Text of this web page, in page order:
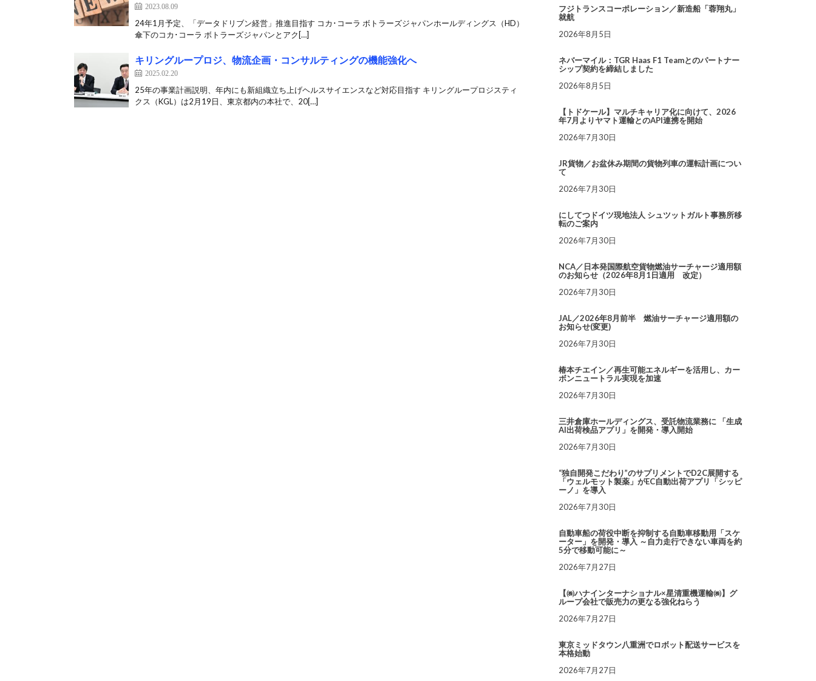
2023.08.09
24年1月予定、「データドリブン経営」推進目指す コカ･コーラ ボトラーズジャパンホールディングス（HD）
傘下のコカ･コーラ ボトラーズジャパンとアク[…]
キリングループロジ、物流企画・コンサルティングの機能強化へ
2025.02.20
25年の事業計画説明、年内にも新組織立ち上げヘルスサイエンスなど対応目指す キリングループロジスティ
クス（KGL）は2月19日、東京都内の本社で、20[…]
フジトランスコーポレーション／新造船「蓉翔丸」
就航
2026年8月5日
ネバーマイル：TGR Haas F1 Teamとのパートナー
シップ契約を締結しました
2026年8月5日
【トドケール】マルチキャリア化に向けて、2026
年7月よりヤマト運輸とのAPI連携を開始
2026年7月30日
JR貨物／お盆休み期間の貨物列車の運転計画につい
て
2026年7月30日
にしてつドイツ現地法人 シュツットガルト事務所移
転のご案内
2026年7月30日
NCA／日本発国際航空貨物燃油サーチャージ適用額
のお知らせ（2026年8月1日適用 改定）
2026年7月30日
JAL／2026年8月前半 燃油サーチャージ適用額の
お知らせ(変更)
2026年7月30日
椿本チエイン／再生可能エネルギーを活用し、カー
ボンニュートラル実現を加速
2026年7月30日
三井倉庫ホールディングス、受託物流業務に 「生成
AI出荷検品アプリ」を開発・導入開始
2026年7月30日
“独自開発こだわり”のサプリメントでD2C展開する
「ウェルモット製薬」がEC自動出荷アプリ「シッピ
ーノ」を導入
2026年7月30日
自動車船の荷役中断を抑制する自動車移動用「スケ
ーター」を開発・導入 ～自力走行できない車両を約
5分で移動可能に～
2026年7月27日
【㈱ハナインターナショナル×星清重機運輸㈱】グ
ループ会社で販売力の更なる強化ねらう
2026年7月27日
東京ミッドタウン八重洲でロボット配送サービスを
本格始動
2026年7月27日